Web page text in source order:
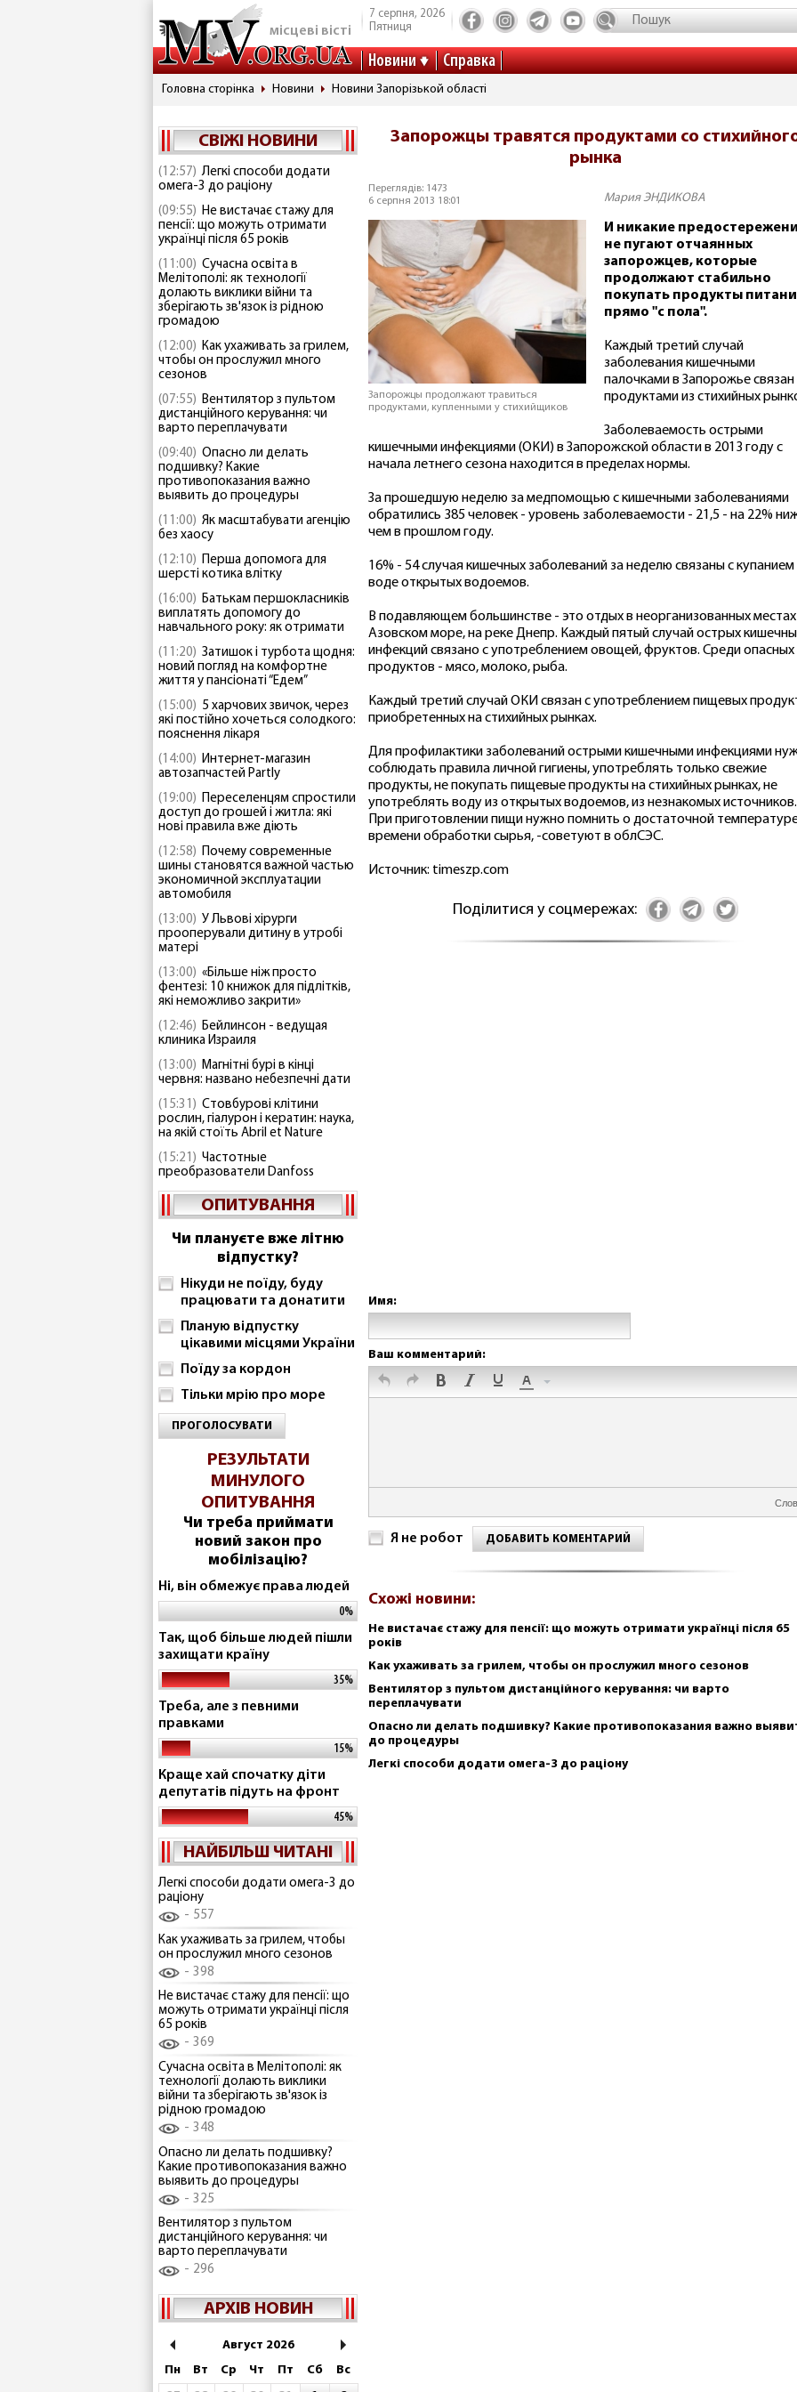
місцеві вісті
7 серпня, 2026
Пятниця
Новини Справка
Головна сторінка Новини Новини Запорізькой області
СВІЖІ НОВИНИ
(12:57) Легкі способи додати
омега-3 до раціону
(09:55) Не вистачає стажу для
пенсії: що можуть отримати
українці після 65 років
(11:00) Сучасна освіта в
Мелітополі: як технології
долають виклики війни та
зберігають зв'язок із рідною
громадою
(12:00) Как ухаживать за грилем,
чтобы он прослужил много
сезонов
(07:55) Вентилятор з пультом
дистанційного керування: чи
варто переплачувати
(09:40) Опасно ли делать
подшивку? Какие
противопоказания важно
выявить до процедуры
(11:00) Як масштабувати агенцію
без хаосу
(12:10) Перша допомога для
шерсті котика влітку
(16:00) Батькам першокласників
виплатять допомогу до
навчального року: як отримати
(11:20) Затишок і турбота щодня:
новий погляд на комфортне
життя у пансіонаті “Едем”
(15:00) 5 харчових звичок, через
які постійно хочеться солодкого:
пояснення лікаря
(14:00) Интернет-магазин
автозапчастей Partly
(19:00) Переселенцям спростили
доступ до грошей і житла: які
нові правила вже діють
(12:58) Почему современные
шины становятся важной частью
экономичной эксплуатации
автомобиля
(13:00) У Львові хірурги
прооперували дитину в утробі
матері
(13:00) «Більше ніж просто
фентезі: 10 книжок для підлітків,
які неможливо закрити»
(12:46) Бейлинсон - ведущая
клиника Израиля
(13:00) Магнітні бурі в кінці
червня: названо небезпечні дати
(15:31) Стовбурові клітини
рослин, гіалурон і кератин: наука,
на якій стоїть Abril et Nature
(15:21) Частотные
преобразователи Danfoss
ОПИТУВАННЯ
Чи плануєте вже літню
відпустку?
Нікуди не поїду, буду
працювати та донатити
Планую відпустку
цікавими місцями України
Поїду за кордон
Тільки мрію про море
ПРОГОЛОСУВАТИ
РЕЗУЛЬТАТИ
МИНУЛОГО
ОПИТУВАННЯ
Чи треба приймати
новий закон про
мобілізацію?
Ні, він обмежує права людей
0%
Так, щоб більше людей пішли
захищати країну
35%
Треба, але з певними
правками
15%
Краще хай спочатку діти
депутатів підуть на фронт
45%
НАЙБІЛЬШ ЧИТАНІ
Легкі способи додати омега-3 до
раціону
557
Как ухаживать за грилем, чтобы
он прослужил много сезонов
398
Не вистачає стажу для пенсії: що
можуть отримати українці після
65 років
369
Сучасна освіта в Мелітополі: як
технології долають виклики
війни та зберігають зв'язок із
рідною громадою
348
Опасно ли делать подшивку?
Какие противопоказания важно
выявить до процедуры
325
Вентилятор з пультом
дистанційного керування: чи
варто переплачувати
296
АРХІВ НОВИН
Август 2026
Пн
Вт Ср Чт Пт Сб
Вс
Запорожцы травятся продуктами со
рынка
Переглядів: 1473
6 серпня 2013 18:01
Мария ЭНДИКОВА
Запорожцы продолжают травиться
продуктами, купленными у стихийщиков
И никакие
не пугают отчаянных
запорожцев, которые
продолжают стабильно
покупать продукты
прямо "с пола".
Каждый третий случай
заболевания кишечными
палочками в Запорожье связан
продуктами из стихийных
Заболеваемость острыми
кишечными инфекциями (ОКИ) в Запорожской области в 2013 году с
начала летнего сезона находится в пределах нормы.
За прошедшую неделю за медпомощью с кишечными заболеваниями
обратились 385 человек - уровень заболеваемости - 21,5 - на 22%
чем в прошлом году.
16% - 54 случая кишечных заболеваний за неделю связаны с купанием
воде открытых водоемов.
В подавляющем большинстве - это отдых в неорганизованных
Азовском море, на реке Днепр. Каждый пятый случай острых
инфекций связано с употреблением овощей, фруктов. Среди опасных
продуктов - мясо, молоко, рыба.
Каждый третий случай ОКИ связан с употреблением пищевых
приобретенных на стихийных рынках.
Для профилактики заболеваний острыми кишечными инфекциями
соблюдать правила личной гигиены, употреблять только свежие
продукты, не покупать пищевые продукты на стихийных рынках, не
употреблять воду из открытых водоемов, из незнакомых источников.
При приготовлении пищи нужно помнить о достаточной
времени обработки сырья, -советуют в облСЭС.
Источник: timeszp.com
Поділитися у соцмережах:
Имя:
Ваш комментарий:
Я не робот ДОБАВИТЬ КОМЕНТАРИЙ
Схожі новини:
Не вистачає стажу для пенсії: що можуть отримати українці після 65
років
Как ухаживать за грилем, чтобы он прослужил много сезонов
Вентилятор з пультом дистанційного керування: чи варто
переплачувати
Опасно ли делать подшивку? Какие противопоказания важно
до процедуры
Легкі способи додати омега-3 до раціону